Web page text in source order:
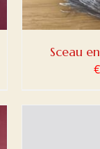
Sceau
€